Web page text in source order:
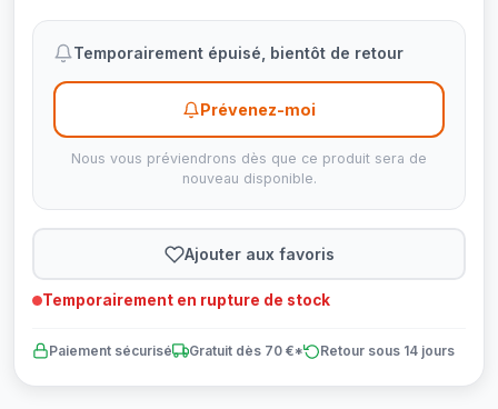
Temporairement épuisé, bientôt de retour
Prévenez-moi
Nous vous préviendrons dès que ce produit sera de
nouveau disponible.
Ajouter aux favoris
Temporairement en rupture de stock
Paiement sécurisé Gratuit dès 70 €* Retour sous 14 jours